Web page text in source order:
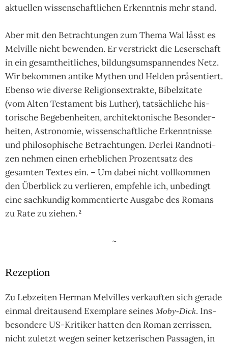
aktu­el­len wis­sen­schaft­li­chen Erkennt­nis mehr stand.
Aber mit den Betrach­tun­gen zum Thema Wal lässt es
Mel­ville nicht bewen­den. Er ver­strickt die Leser­schaft
in ein gesamt­heit­li­ches, bil­dungs­umspan­nen­des Netz.
Wir bekom­men antike Mythen und Hel­den prä­sen­tiert.
Ebenso wie diverse Reli­gions­ex­trakte, Bibel­zi­tate
(vom Alten Tes­ta­ment bis Lut­her), tat­säch­li­che his­
tori­sche Bege­ben­hei­ten, archi­tek­toni­sche Beson­der­
hei­ten, Astro­no­mie, wis­sen­schaft­li­che Erkennt­nisse
und phi­loso­phi­sche Betrach­tun­gen. Der­lei Rand­noti­
zen neh­men einen erheb­li­chen Pro­zent­satz des
gesam­ten Tex­tes ein. – Um dabei nicht voll­kom­men
den Über­blick zu ver­lie­ren, emp­fehle ich, unbe­dingt
eine sach­kun­dig kom­men­tier­te Aus­gabe des Romans
zu Rate zu zie­hen.²
~
Rezeption
Zu Leb­zei­ten Her­man Mel­vil­les ver­kauf­ten sich gerade
ein­mal drei­tau­send Exem­plare sei­nes Moby-Dick. Ins­
beson­dere US-Kri­ti­ker hatten den Roman zer­ris­sen,
nicht zuletzt wegen sei­ner ket­zeri­schen Pas­sa­gen, in